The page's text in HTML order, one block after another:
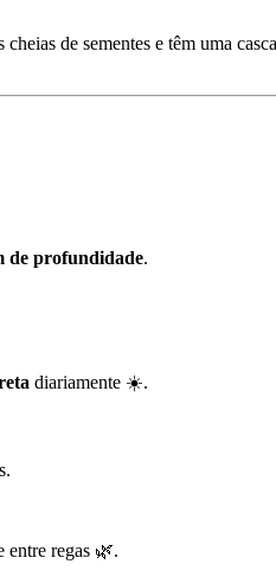
de sementes e têm uma
de profundidade.
diariamente ☀️.
entre regas 🌿.